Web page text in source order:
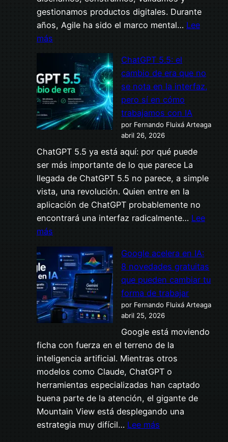
el
debate
sobre
poder
y
acceso
a
la
inteligencia
gestionamos productos digitales. Durante
años, Agile ha sido el marco mental… Lee
más
creadores
de
Agile
lo
admiten:
la
ha
cambiado
tu
profesión
para
siempre
ChatGPT 5.5: el
cambio de era que no
se nota en la interfaz,
pero sí en cómo
trabajamos con IA
por Fernando Fluixá Arteaga
abril 26, 2026
ChatGPT 5.5 ya está aquí: por qué puede
ser más importante de lo que parece La
llegada de ChatGPT 5.5 no parece, a simple
vista, una revolución. Quien entre en la
aplicación de ChatGPT probablemente no
encontrará una interfaz radicalmente… Lee
más
ChatGPT
5.5:
el
cambio
de
era
que
se
nota
en
la
interfaz,
pero
sí
Google acelera en IA:
8 novedades gratuitas
que pueden cambiar tu
forma de trabajar
por Fernando Fluixá Arteaga
abril 25, 2026
Google está moviendo
ficha con fuerza en el terreno de la
inteligencia artificial. Mientras otros
modelos como Claude, ChatGPT o
herramientas especializadas han captado
buena parte de la atención, el gigante de
Mountain View está desplegando una
estrategia muy difícil… Lee más